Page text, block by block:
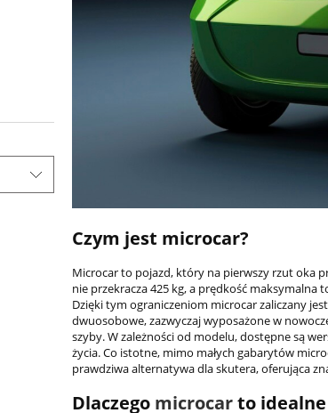
Czym jest microcar?
Microcar to pojazd, który na pierwszy rzut oka
nie przekracza 425 kg, a prędkość maksymalna
Dzięki tym ograniczeniom microcar zaliczany
dwuosobowe, zazwyczaj wyposażone w
szyby. W zależności od modelu, dostępne są
życia. Co istotne, mimo małych gabarytów
prawdziwa alternatywa dla skutera, oferująca
Dlaczego microcarto